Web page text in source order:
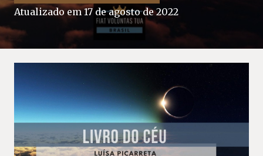
Atualizado em17 de agosto de 2022